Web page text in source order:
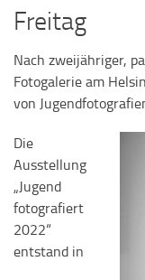
Freitag
Nach zweijähriger,
Fotogalerie am
von
Die
Ausstellung
„Jugend
fotografiert
2022“
entstand in